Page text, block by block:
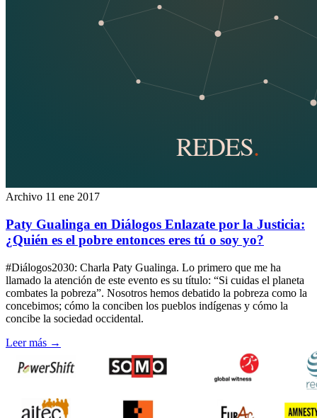
Archivo 11 ene 2017
Paty Gualinga en Diálogos Enlazate por la Justicia:
¿Quién es el pobre entonces eres tú o soy yo?
#Diálogos2030: Charla Paty Gualinga. Lo primero que me ha
llamado la atención de este evento es su título: “Si cuidas el planeta
combates la pobreza”. Nosotros hemos debatido la pobreza como la
concebimos; cómo la conciben los pueblos indígenas y cómo la
concibe la sociedad occidental.
Leer más →